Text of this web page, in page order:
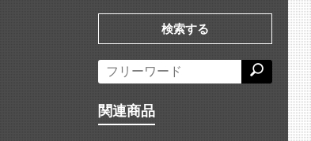
検索する
関連商品